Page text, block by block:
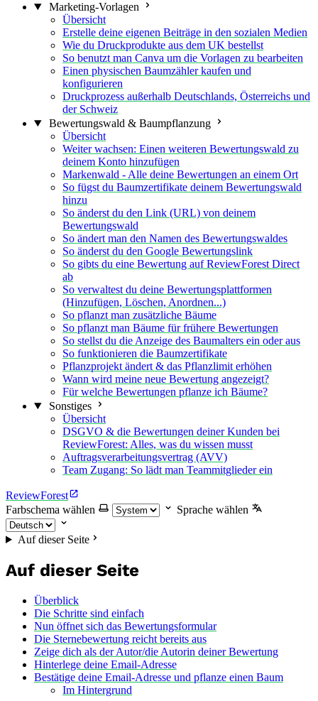
Marketing-Vorlagen
Übersicht
Erstelle deine eigenen Beiträge in den sozialen Medien
Wie du Druckprodukte aus dem UK bestellst
So benutzt man Canva um die Vorlagen zu bearbeiten
Einen physischen Baumzähler kaufen und
konfigurieren
Druckprozess außerhalb Deutschlands, Österreichs und
der Schweiz
Bewertungswald & Baumpflanzung
Übersicht
Weiter wachsen: Einen weiteren Bewertungswald zu
deinem Konto hinzufügen
Markenwald - Alle deine Bewertungen an einem Ort
So fügst du Baumzertifikate deinem Bewertungswald
hinzu
So änderst du den Link (URL) von deinem
Bewertungswald
So ändert man den Namen des Bewertungswaldes
So änderst du den Google Bewertungslink
So gibts du eine Bewertung auf ReviewForest Direct
ab
So verwaltest du deine Bewertungsplattformen
(Hinzufügen, Löschen, Anordnen...)
So pflanzt man zusätzliche Bäume
So pflanzt man Bäume für frühere Bewertungen
So stellst du die Anzeige des Baumalters ein oder aus
So funktionieren die Baumzertifikate
Pflanzprojekt ändert & das Pflanzlimit erhöhen
Wann wird meine neue Bewertung angezeigt?
Für welche Bewertungen pflanze ich Bäume?
Sonstiges
Übersicht
DSGVO & die Bewertungen deiner Kunden bei
ReviewForest: Alles, was du wissen musst
Auftragsverarbeitungsvertrag (AVV)
Team Zugang: So lädt man Teammitglieder ein
ReviewForest
Farbschema wählen
Sprache wählen
Auf dieser Seite
Auf dieser Seite
Überblick
Die Schritte sind einfach
Nun öffnet sich das Bewertungsformular
Die Sternebewertung reicht bereits aus
Zeige dich als der Autor/die Autorin deiner Bewertung
Hinterlege deine Email-Adresse
Bestätige deine Email-Adresse und pflanze einen Baum
Im Hintergrund